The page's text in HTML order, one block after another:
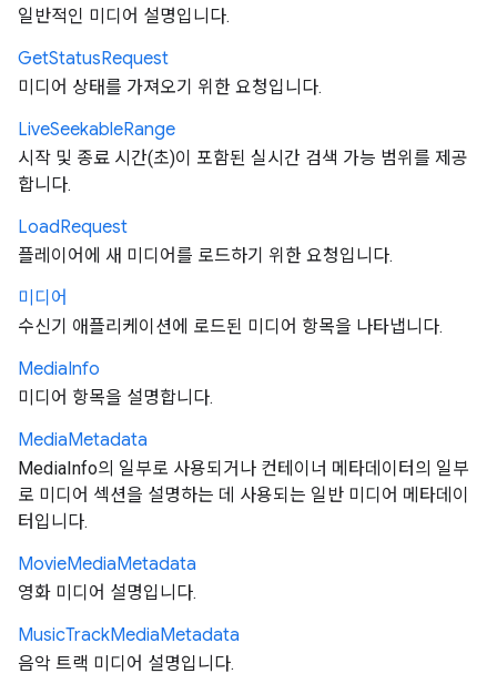
일반적인 미디어 설명입니다.
GetStatusRequest
미디어 상태를 가져오기 위한 요청입니다.
LiveSeekableRange
시작 및 종료 시간(초)이 포함된 실시간 검색 가능 범위를 제공
합니다.
LoadRequest
플레이어에 새 미디어를 로드하기 위한 요청입니다.
미디어
수신기 애플리케이션에 로드된 미디어 항목을 나타냅니다.
MediaInfo
미디어 항목을 설명합니다.
MediaMetadata
MediaInfo의 일부로 사용되거나 컨테이너 메타데이터의 일부
로 미디어 섹션을 설명하는 데 사용되는 일반 미디어 메타데이
터입니다.
MovieMediaMetadata
영화 미디어 설명입니다.
MusicTrackMediaMetadata
음악 트랙 미디어 설명입니다.